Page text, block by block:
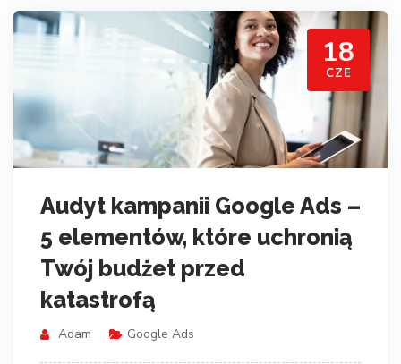
18
CZE
Audyt kampanii Google Ads –
5 elementów, które uchronią
Twój budżet przed
katastrofą
Adam Google Ads